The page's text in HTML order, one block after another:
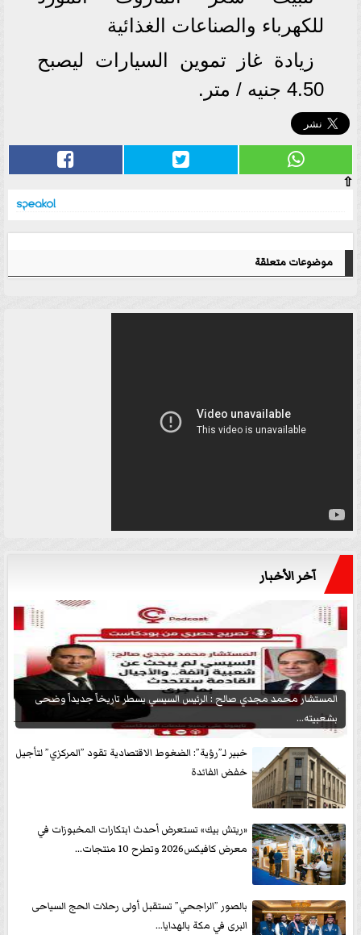
للكهرباء والصناعات الغذائية
زيادة غاز تموين السيارات ليصبح
4.50 جنيه / متر.
⇧
موضوعات متعلقة
آخر الأخبار
المستشار محمد مجدي صالح : الرئيس السيسي يسطر تاريخاً جديداً وضحى
بشعبيته...
خبير لـ”رؤية”: الضغوط الاقتصادية تقود ”المركزي” لتأجيل
خفض الفائدة
«ريتش بيك» تستعرض أحدث ابتكارات المخبوزات في
معرض كافيكس2026 وتطرح 10 منتجات...
بالصور ”الراجحي” تستقبل أولى رحلات الحج السياحى
البرى في مكة بالهدايا...